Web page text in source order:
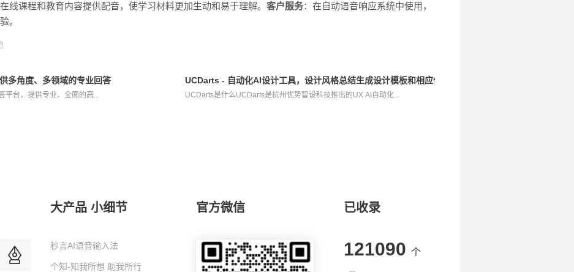
线课程和教育内容提供配音，使学习材料更加生动和易于理解。 客户服务：在自动语音响应系统中使用，
。
多角度、多领域的专业回答
平台，提供专业、全面的高...
UCDarts - 自动化AI设计工具，设计风格总结生成设计模板和相应代码
UCDarts是什么UCDarts是杭州优势智设科技推出的UX AI自动化...
大产品 小细节
秒言AI语音输入法
个知-知我所想 助我所行
官方微信 已收录
121090 个